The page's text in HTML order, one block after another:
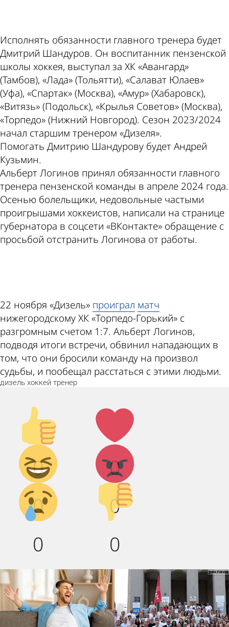
Исполнять обязанности главного тренера будет
Дмитрий Шандуров. Он воспитанник пензенской
школы хоккея, выступал за ХК «Авангард»
(Тамбов), «Лада» (Тольятти), «Салават Юлаев»
(Уфа), «Спартак» (Москва), «Амур» (Хабаровск),
«Витязь» (Подольск), «Крылья Советов» (Москва),
«Торпедо» (Нижний Новгород). Сезон 2023/2024
начал старшим тренером «Дизеля».
Помогать Дмитрию Шандурову будет Андрей
Кузьмин.
Альберт Логинов принял обязанности главного
тренера пензенской команды в апреле 2024 года.
Осенью болельщики, недовольные частыми
проигрышами хоккеистов, написали на странице
губернатора в соцсети «ВКонтакте» обращение с
просьбой отстранить Логинова от работы.
22 ноября «Дизель» проиграл матч
нижегородскому ХК «Торпедо-Горький» с
разгромным счетом 1:7. Альберт Логинов,
подводя итоги встречи, обвинил нападающих в
том, что они бросили команду на произвол
судьбы, и пообещал расстаться с этими людьми.
дизель хоккей тренер
Палец
вверх!
0
Лайк!
0
Дикий
смех!
0
Агрессия!
0
Грусть :(
0
Палец
вниз!
0